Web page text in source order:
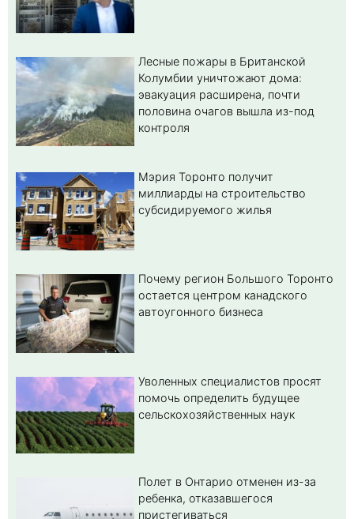
Лесные пожары в Британской
Колумбии уничтожают дома:
эвакуация расширена, почти
половина очагов вышла из-под
контроля
Мэрия Торонто получит
миллиарды на строительство
субсидируемого жилья
Почему регион Большого Торонто
остается центром канадского
автоугонного бизнеса
Уволенных специалистов просят
помочь определить будущее
сельскохозяйственных наук
Полет в Онтарио отменен из-за
ребенка, отказавшегося
пристегиваться